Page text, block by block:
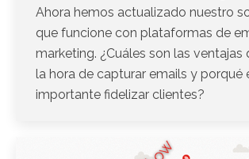
Ahora hemos actualizado nuestro
que funcione con plataformas de
marketing. ¿Cuáles son las ventajas
la hora de capturar emails y porqué
importante fidelizar clientes?